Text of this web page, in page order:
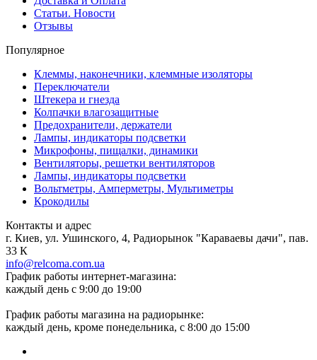
Статьи. Новости
Отзывы
Популярное
Клеммы, наконечники, клеммные изоляторы
Переключатели
Штекера и гнезда
Колпачки влагозащитные
Предохранители, держатели
Лампы, индикаторы подсветки
Микрофоны, пищалки, динамики
Вентиляторы, решетки вентиляторов
Лампы, индикаторы подсветки
Вольтметры, Амперметры, Мультиметры
Крокодилы
Контакты и адрес
г. Киев, ул. Ушинского, 4, Радиорынок "Караваевы дачи", пав.
33 К
info@relcoma.com.ua
График работы интернет-магазина:
каждый день с 9:00 до 19:00
График работы магазина на радиорынке:
каждый день, кроме понедельника, с 8:00 до 15:00